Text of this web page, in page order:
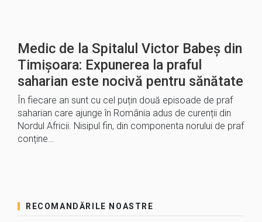
Medic de la Spitalul Victor Babeș din
Timișoara: Expunerea la praful
saharian este nocivă pentru sănătate
În fiecare an sunt cu cel puțin două episoade de praf
saharian care ajunge în România adus de curenții din
Nordul Africii. Nisipul fin, din componenta norului de praf
conține…
RECOMANDĂRILE NOASTRE